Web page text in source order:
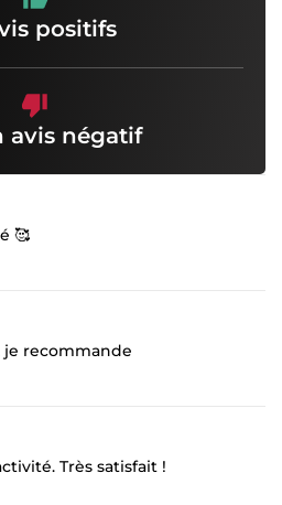
positifs
avis négatif
🥰
recommande
Très satisfait !